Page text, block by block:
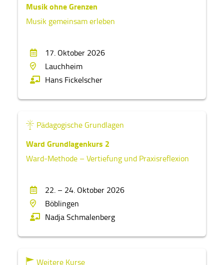
Musik ohne Grenzen
Musik gemeinsam erleben
17. Oktober 2026
Lauchheim
Hans Fickelscher
Pädagogische Grundlagen
Ward Grundlagenkurs 2
Ward-Methode – Vertiefung und Praxisreflexion
22. – 24. Oktober 2026
Böblingen
Nadja Schmalenberg
Weitere Kurse